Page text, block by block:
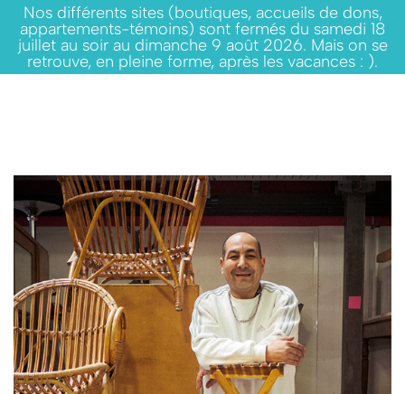
Nos différents sites (boutiques, accueils de dons,
appartements-témoins) sont fermés du samedi 18
juillet au soir au dimanche 9 août 2026. Mais on se
retrouve, en pleine forme, après les vacances : ).